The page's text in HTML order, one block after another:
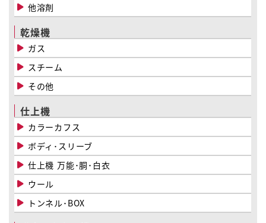
他溶剤
乾燥機
ガス
スチーム
その他
仕上機
カラーカフス
ボディ･スリーブ
仕上機 万能･胴･白衣
ウール
トンネル･BOX